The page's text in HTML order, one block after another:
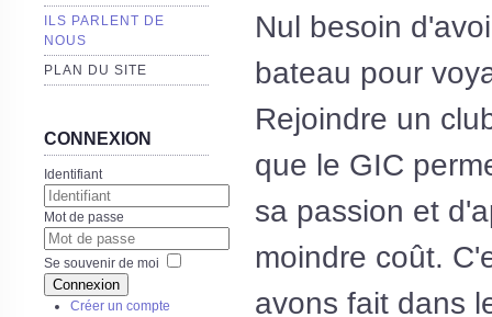
ILS PARLENT DE
NOUS
PLAN DU SITE
CONNEXION
Identifiant
Mot de passe
Se souvenir de moi
Connexion
Créer un compte
Nul besoin
bateau pour
Rejoindre un
que le GIC
sa passion et
moindre coût.
avons fait dans